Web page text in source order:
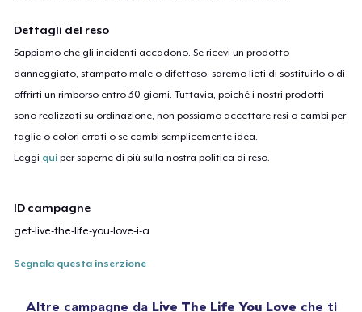
Dettagli del reso
Sappiamo che gli incidenti accadono. Se ricevi un prodotto
danneggiato, stampato male o difettoso, saremo lieti di sostituirlo o di
offrirti un rimborso entro 30 giorni. Tuttavia, poiché i nostri prodotti
sono realizzati su ordinazione, non possiamo accettare resi o cambi per
taglie o colori errati o se cambi semplicemente idea.
Leggi qui per saperne di più sulla nostra politica di reso.
ID campagne
get-live-the-life-you-love-i-a
Segnala questa inserzione
Altre campagne da Live The Life You Love che ti